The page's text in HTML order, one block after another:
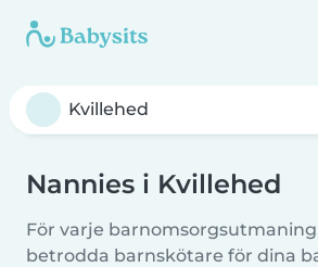
Nannies i Kvillehed
För varje
betrodda barnskötare för dina